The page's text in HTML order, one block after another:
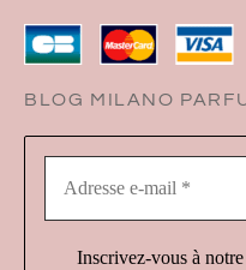
BLOG MILANO
Inscrivez-vous à